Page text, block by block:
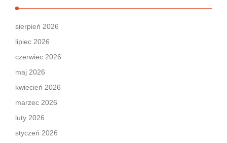
sierpień 2026
lipiec 2026
czerwiec 2026
maj 2026
kwiecień 2026
marzec 2026
luty 2026
styczeń 2026